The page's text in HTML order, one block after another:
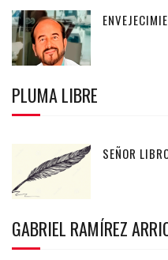
PLUMA LIBRE
SEÑOR
GABRIEL RAMÍREZ